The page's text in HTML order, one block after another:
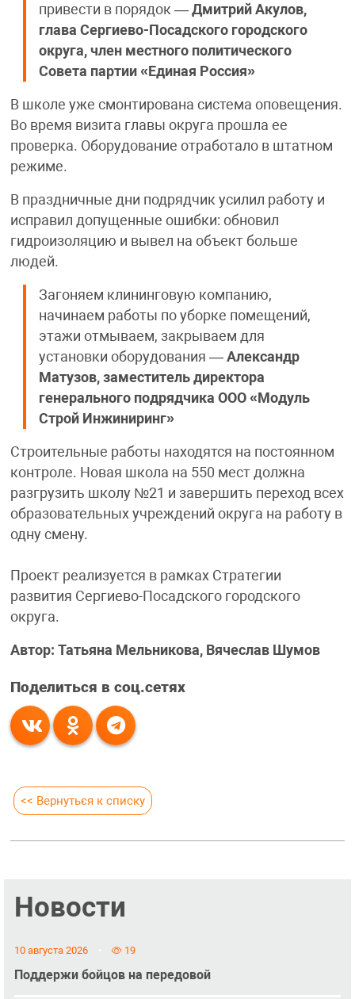
привести в порядок — Дмитрий Акулов,
глава Сергиево-Посадского городского
округа, член местного политического
Совета партии «Единая Россия»
В школе уже смонтирована система оповещения.
Во время визита главы округа прошла ее
проверка. Оборудование отработало в штатном
режиме.
В праздничные дни подрядчик усилил работу и
исправил допущенные ошибки: обновил
гидроизоляцию и вывел на объект больше
людей.
Загоняем клининговую компанию,
начинаем работы по уборке помещений,
этажи отмываем, закрываем для
установки оборудования — Александр
Матузов, заместитель директора
генерального подрядчика ООО «Модуль
Строй Инжиниринг»
Строительные работы находятся на постоянном
контроле. Новая школа на 550 мест должна
разгрузить школу №21 и завершить переход всех
образовательных учреждений округа на работу в
одну смену.
Проект реализуется в рамках Стратегии
развития Сергиево-Посадского городского
округа.
Автор: Татьяна Мельникова, Вячеслав Шумов
Поделиться в соц.сетях
<< Вернуться к списку
Новости
10 августа 2026 19
Поддержи бойцов на передовой